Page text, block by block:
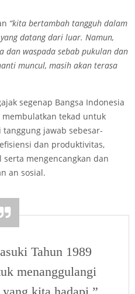
“kita bertambah tangguh dalam
datang dari luar. Namun,
dan waspada sebab pukulan dan
muncul, masih akan terasa
segenap Bangsa Indonesia
membulatkan tekad untuk
jawab sebesar-
dan produktivitas,
mengencangkan dan
an sosial.
Tahun 1989
menanggulangi